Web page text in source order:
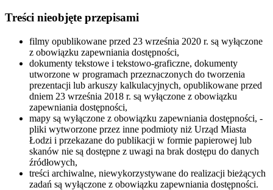
Treści nieobjęte przepisami
filmy opublikowane przed 23 września 2020 r. są wyłączone
z obowiązku zapewniania dostępności,
dokumenty tekstowe i tekstowo-graficzne, dokumenty
utworzone w programach przeznaczonych do tworzenia
prezentacji lub arkuszy kalkulacyjnych, opublikowane przed
dniem 23 września 2018 r. są wyłączone z obowiązku
zapewniania dostępności,
mapy są wyłączone z obowiązku zapewniania dostępności, -
pliki wytworzone przez inne podmioty niż Urząd Miasta
Łodzi i przekazane do publikacji w formie papierowej lub
skanów nie są dostępne z uwagi na brak dostępu do danych
źródłowych,
treści archiwalne, niewykorzystywane do realizacji bieżących
zadań są wyłączone z obowiązku zapewniania dostępności.